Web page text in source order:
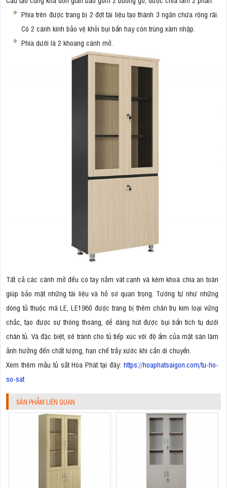
Phía trên được trang bị 2 đợt tài liệu tạo thành 3 ngăn chứa rộng rãi.
Có 2 cánh kính bảo vệ khỏi bụi bẩn hay côn trùng xâm nhập.
Phía dưới là 2 khoang cánh mở.
Tất cả các cánh mở đều có tay nắm vát cạnh và kèm khoá chìa an toàn
giúp bảo mật những tài liệu và hồ sơ quan trọng. Tương tự như những
dòng tủ thuộc mã LE, LE1960 được trang bị thêm chân trụ kim loại vững
chắc, tạo được sự thông thoáng, dễ dàng hút được bụi bẩn tích tụ dưới
chân tủ. Và đặc biệt, sẽ tránh cho tủ tiếp xúc với độ ẩm của mặt sàn làm
ảnh hưởng đến chất lượng, hạn chế trầy xước khi cần di chuyển.
Xem thêm mẫu tủ sắt Hòa Phát tại đây: https://hoaphatsaigon.com/tu-ho-
so-sat
SẢN PHẨM LIÊN QUAN